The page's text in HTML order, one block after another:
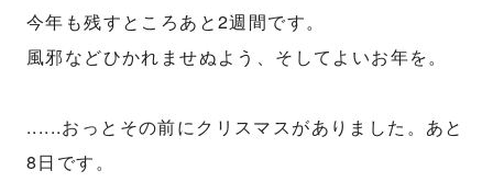
今年も残すところあと2週間です。
風邪などひかれませぬよう、そしてよいお年を。
......おっとその前にクリスマスがありました。あと
8日です。